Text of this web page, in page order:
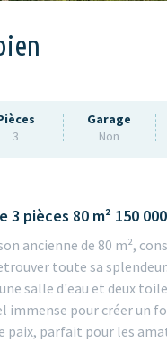
3
Garage
Non
pièces 80 m² 150
ancienne de 80 m²,
toute sa
salle d'eau et deux
pour créer un
paix, parfait pour les